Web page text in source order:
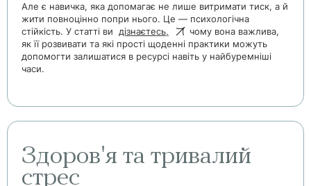
Але є навичка, яка допомагає не лише витримати тиск, а й
жити повноцінно попри нього. Це — психологічна
стійкість. У статті ви дізнаєтесь,
чому вона важлива,
як її розвивати та які прості щоденні практики можуть
допомогти залишатися в ресурсі навіть у найбуремніші
часи.
Здоров'я та тривалий
стрес